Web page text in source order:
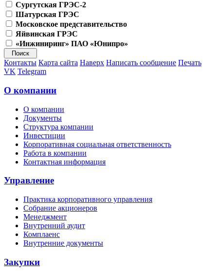
Сургутская ГРЭС-2
Шатурская ГРЭС
Московское представительство
Яйвинская ГРЭС
«Инжиниринг» ПАО «Юнипро»
Контакты Карта сайта Наверх Написать сообщение Печать
VK Telegram
О компании
О компании
Документы
Структура компании
Инвестиции
Корпоративная социальная ответственность
Работа в компании
Контактная информация
Управление
Практика корпоративного управления
Собрание акционеров
Менеджмент
Внутренний аудит
Комплаенс
Внутренние документы
Закупки